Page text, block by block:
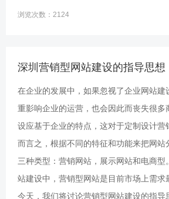
浏览次数：2124
深圳营销型网站建设的指导思想
在企业的发展中，如果忽视了企业网站建
重影响企业的运营，也会因此而丧失很多
设应基于企业的特点，这对于定制设计营
而言之，根据不同的特征和功能来把网站
三种类型：营销网站，展示网站和电商型
站建设中，营销型网站是目前市场上需求
今天，我们将讨论营销型网站建设的指导